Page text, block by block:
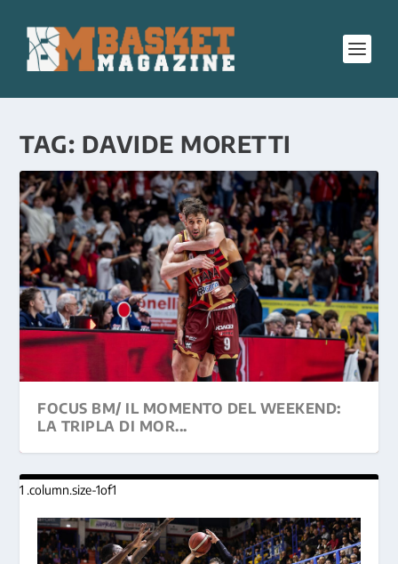
TAG: DAVIDE MORETTI
FOCUS BM/ IL MOMENTO DEL WEEKEND:
LA TRIPLA DI MOR...